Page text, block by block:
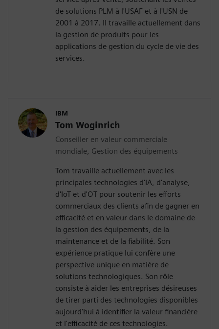
de solutions PLM à l'USAF et à l'USN de
2001 à 2017. Il travaille actuellement dans
la gestion de produits pour les
applications de gestion du cycle de vie des
services.
IBM
Tom Woginrich
Conseiller en valeur commerciale
mondiale, Gestion des équipements
Tom travaille actuellement avec les
principales technologies d'IA, d'analyse,
d'IoT et d'OT pour soutenir les efforts
commerciaux des clients afin de gagner en
efficacité et en valeur dans le domaine de
la gestion des équipements, de la
maintenance et de la fiabilité. Son
expérience pratique lui confère une
perspective unique en matière de
solutions technologiques. Son rôle
consiste à aider les entreprises désireuses
de tirer parti des technologies disponibles
aujourd'hui à identifier la valeur financière
et l'efficacité de ces technologies.